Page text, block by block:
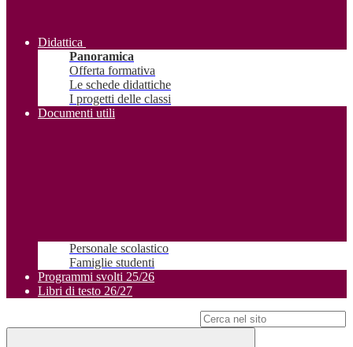
Didattica
Panoramica
Offerta formativa
Le schede didattiche
I progetti delle classi
Documenti utili
Personale scolastico
Famiglie studenti
Programmi svolti 25/26
Libri di testo 26/27